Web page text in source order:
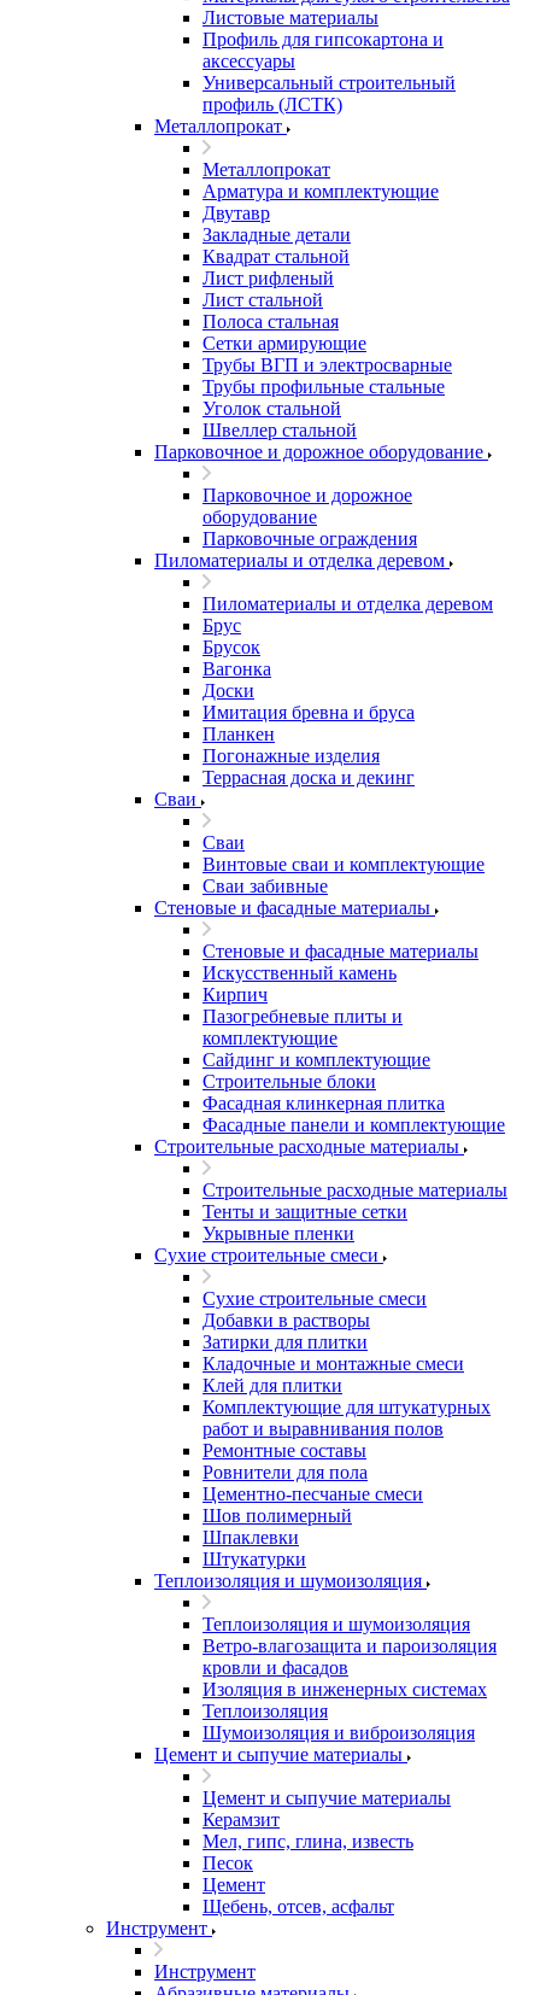
Листовые материалы
Профиль для гипсокартона и
аксессуары
Универсальный строительный
профиль (ЛСТК)
Металлопрокат
Металлопрокат
Арматура и комплектующие
Двутавр
Закладные детали
Квадрат стальной
Лист рифленый
Лист стальной
Полоса стальная
Сетки армирующие
Трубы ВГП и электросварные
Трубы профильные стальные
Уголок стальной
Швеллер стальной
Парковочное и дорожное оборудование
Парковочное и дорожное
оборудование
Парковочные ограждения
Пиломатериалы и отделка деревом
Пиломатериалы и отделка деревом
Брус
Брусок
Вагонка
Доски
Имитация бревна и бруса
Планкен
Погонажные изделия
Террасная доска и декинг
Сваи
Сваи
Винтовые сваи и комплектующие
Сваи забивные
Стеновые и фасадные материалы
Стеновые и фасадные материалы
Искусственный камень
Кирпич
Пазогребневые плиты и
комплектующие
Сайдинг и комплектующие
Строительные блоки
Фасадная клинкерная плитка
Фасадные панели и комплектующие
Строительные расходные материалы
Строительные расходные материалы
Тенты и защитные сетки
Укрывные пленки
Сухие строительные смеси
Сухие строительные смеси
Добавки в растворы
Затирки для плитки
Кладочные и монтажные смеси
Клей для плитки
Комплектующие для штукатурных
работ и выравнивания полов
Ремонтные составы
Ровнители для пола
Цементно-песчаные смеси
Шов полимерный
Шпаклевки
Штукатурки
Теплоизоляция и шумоизоляция
Теплоизоляция и шумоизоляция
Ветро-влагозащита и пароизоляция
кровли и фасадов
Изоляция в инженерных системах
Теплоизоляция
Шумоизоляция и виброизоляция
Цемент и сыпучие материалы
Цемент и сыпучие материалы
Керамзит
Мел, гипс, глина, известь
Песок
Цемент
Щебень, отсев, асфальт
Инструмент
Инструмент